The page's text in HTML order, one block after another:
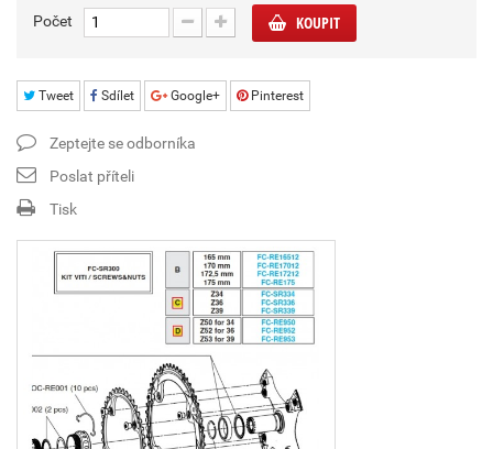
Počet KOUPIT
Tweet Sdílet Google+ Pinterest
Zeptejte se odborníka
Poslat příteli
Tisk